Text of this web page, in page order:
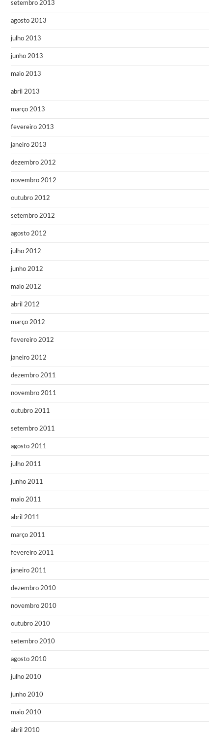
setembro 2013
agosto 2013
julho 2013
junho 2013
maio 2013
abril 2013
março 2013
fevereiro 2013
janeiro 2013
dezembro 2012
novembro 2012
outubro 2012
setembro 2012
agosto 2012
julho 2012
junho 2012
maio 2012
abril 2012
março 2012
fevereiro 2012
janeiro 2012
dezembro 2011
novembro 2011
outubro 2011
setembro 2011
agosto 2011
julho 2011
junho 2011
maio 2011
abril 2011
março 2011
fevereiro 2011
janeiro 2011
dezembro 2010
novembro 2010
outubro 2010
setembro 2010
agosto 2010
julho 2010
junho 2010
maio 2010
abril 2010